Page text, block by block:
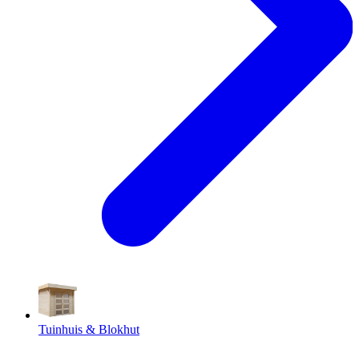
Tuinhuis & Blokhut